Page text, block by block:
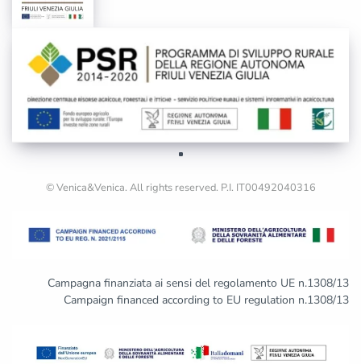
© Venica&Venica. All rights reserved. P.I. IT00492040316
Campagna finanziata ai sensi del regolamento UE n.1308/13
Campaign financed according to EU regulation n.1308/13